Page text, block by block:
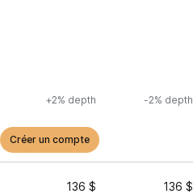
+2% depth -2% depth
Créer un compte
136 $ 136 $